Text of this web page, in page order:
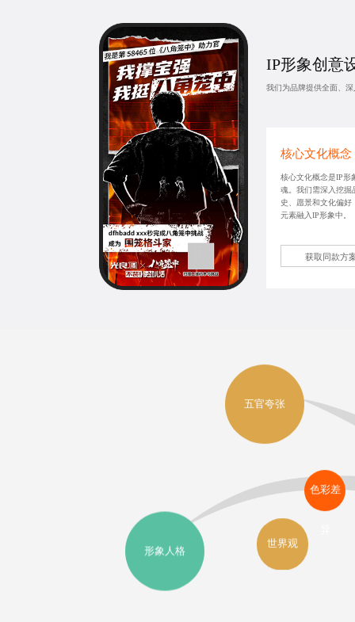
IP形象创意
我们为品牌提供全面、
核心文化概念
核心文化概念是IP形
魂。我们需深入挖掘
史、愿景和文化偏好
元素融入IP形象中。
获取同款方
五官夸张
色彩差
形象人格
世界观